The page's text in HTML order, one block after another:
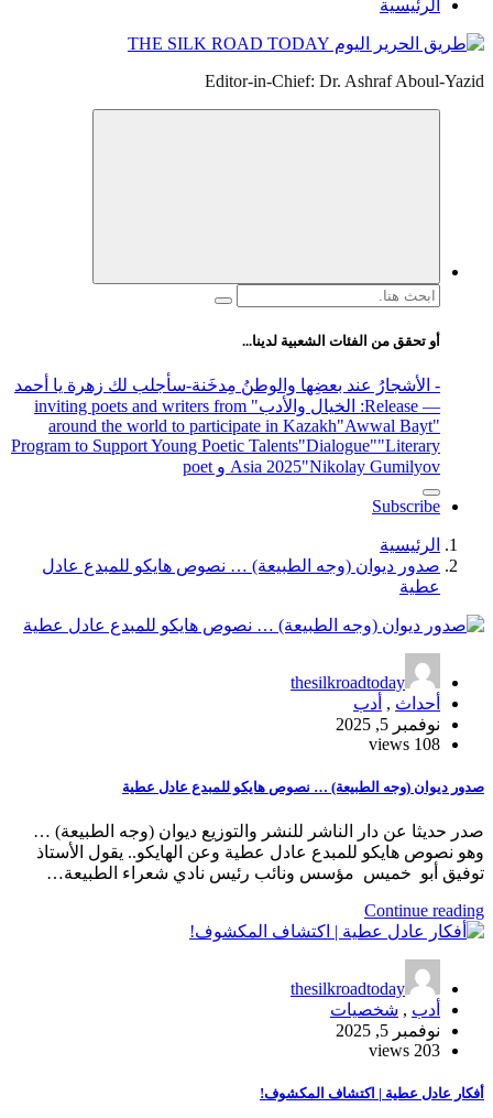
الرئيسية
Editor-in-Chief: Dr. Ashraf Aboul-Yazid
البحث
أو تحقق من الفئات الشعبية لدينا...
- الأشجارُ عند بعضِها والوطنُ مِدخَنة-سأجلب لك زهرة يا أحمد
— Release
: الخيال والأدب
" inviting poets and writers from
around the world to participate in Kazakh"Awwal Bayt"
Program to Support Young Poetic Talents"Dialogue""Literary
Asia 2025"Nikolay Gumilyov و poet
Subscribe
الرئيسية
صدور ديوان (وجه الطبيعة) … نصوص هايكو للمبدع عادل
عطية
thesilkroadtoday
أحداث , أدب
نوفمبر 5, 2025
108 views
صدور ديوان (وجه الطبيعة) … نصوص هايكو للمبدع عادل عطية
صدر حديثا عن دار الناشر للنشر والتوزيع ديوان (وجه الطبيعة) …
وهو نصوص هايكو للمبدع عادل عطية وعن الهايكو.. يقول الأستاذ
توفيق أبو خميس مؤسس ونائب رئيس نادي شعراء الطبيعة…
Continue reading
thesilkroadtoday
أدب , شخصيات
نوفمبر 5, 2025
203 views
أفكار عادل عطية | اكتشاف المكشوف!